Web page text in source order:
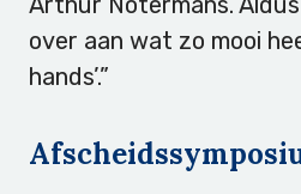
over aan wat zo mooi
hands’.”